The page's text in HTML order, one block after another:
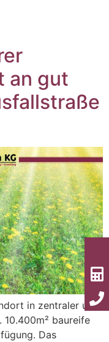
an gut
in zentraler und
baureife
Das